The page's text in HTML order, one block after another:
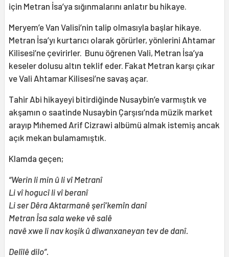
için Metran İsa’ya sığınmalarını anlatır bu hikaye.
Meryem’e Van Valisi’nin talip olmasıyla başlar hikaye.
Metran İsa’yı kurtarıcı olarak görürler, yönlerini Ahtamar
Kilisesi’ne çevirirler. Bunu öğrenen Vali, Metran İsa’ya
keseler dolusu altın teklif eder. Fakat Metran karşı çıkar
ve Vali Ahtamar Kilisesi’ne savaş açar.
Tahir Abi hikayeyi bitirdiğinde Nusaybin’e varmıştık ve
akşamın o saatinde Nusaybin Çarşısı’nda müzik market
arayıp Mıhemed Arif Cizrawi albümü almak istemiş ancak
açık mekan bulamamıştık.
Klamda geçen;
“Werin li min û li vî Metranî
Li vî hogucî li vî beranî
Li ser Dêra Aktarmanê şerî’kemîn danî
Metran Îsa sala weke vê salê
navê xwe li nav koşik û dîwanxaneyan tev de danî.
Delîlê dilo”.